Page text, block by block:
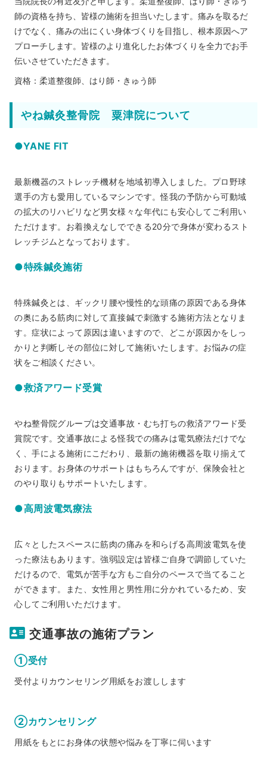
師の資格を持ち、皆様の施術を担当いたします。痛みを取るだ
けでなく、痛みの出にくい身体づくりを目指し、根本原因へア
プローチします。皆様のより進化したお体づくりを全力でお手
伝いさせていただきます。
資格：柔道整復師、はり師・きゅう師
やね鍼灸整骨院 粟津院について
●YANE FIT
最新機器のストレッチ機材を地域初導入しました。プロ野球
選手の方も愛用しているマシンです。怪我の予防から可動域
の拡大のリハビリなど男女様々な年代にも安心してご利用い
ただけます。お着換えなしでできる20分で身体が変わるスト
レッチジムとなっております。
●特殊鍼灸施術
特殊鍼灸とは、ギックリ腰や慢性的な頭痛の原因である身体
の奥にある筋肉に対して直接鍼で刺激する施術方法となりま
す。症状によって原因は違いますので、どこが原因かをしっ
かりと判断しその部位に対して施術いたします。お悩みの症
状をご相談ください。
●救済アワード受賞
やね整骨院グループは交通事故・むち打ちの救済アワード受
賞院です。交通事故による怪我での痛みは電気療法だけでな
く、手による施術にこだわり、最新の施術機器を取り揃えて
おります。お身体のサポートはもちろんですが、保険会社と
のやり取りもサポートいたします。
●高周波電気療法
広々としたスペースに筋肉の痛みを和らげる高周波電気を使
った療法もあります。強弱設定は皆様ご自身で調節していた
だけるので、電気が苦手な方もご自分のペースで当てること
ができます。また、女性用と男性用に分かれているため、安
心してご利用いただけます。
交通事故の施術プラン
①受付
受付よりカウンセリング用紙をお渡しします
②カウンセリング
用紙をもとにお身体の状態や悩みを丁寧に伺います